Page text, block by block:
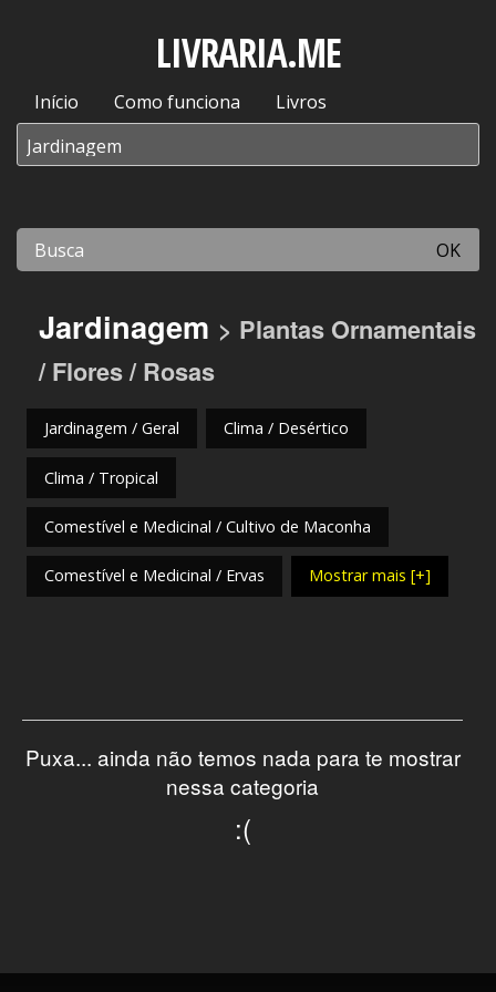
LIVRARIA.ME
Início Como funciona Livros
OK
Jardinagem > Plantas Ornamentais
/ Flores / Rosas
Jardinagem / Geral Clima / Desértico
Clima / Tropical
Comestível e Medicinal / Cultivo de Maconha
Comestível e Medicinal / Ervas Mostrar mais [+]
Puxa... ainda não temos nada para te mostrar
nessa categoria
:(